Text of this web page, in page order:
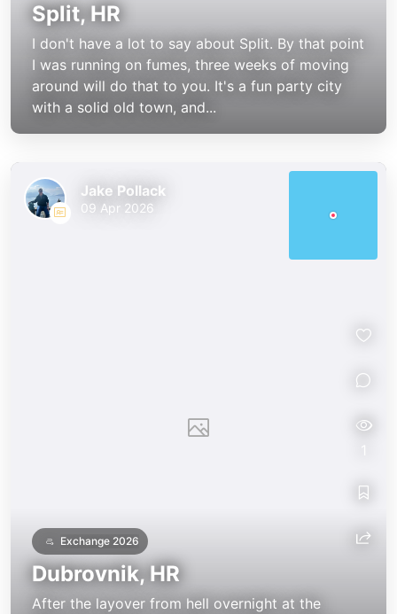
Split, HR
I don't have a lot to say about Split. By that point
I was running on fumes, three weeks of moving
around will do that to you. It's a fun party city
with a solid old town, and...
Exchange 2026
Dubrovnik, HR
After the layover from hell overnight at the
Jake Pollack
09 Apr 2026